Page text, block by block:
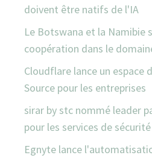
doivent être natifs de l'IA
Le Botswana et la Namibie
coopération dans le
Cloudflare lance un espace
Source pour les entreprises
sirar by stc nommé leader
pour les services de
Egnyte lance